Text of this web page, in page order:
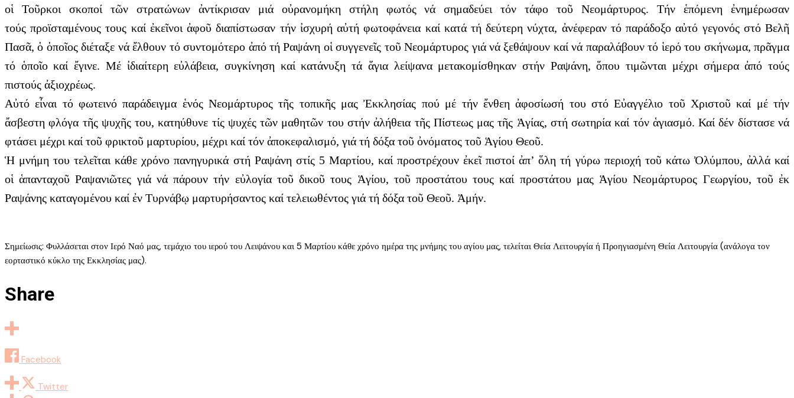
οἱ Τοῦρκοι σκοποί τῶν στρατώνων ἀντίκρισαν μιά οὐρανομήκη στήλη φωτός νά σημαδεύει τόν τάφο τοῦ Νεομάρτυρος. Τήν ἑπόμενη ἐνημέρωσαν
τούς προϊσταμένους τους καί ἐκεῖνοι ἀφοῦ διαπίστωσαν τήν ἰσχυρή αὐτή φωτοφάνεια καί κατά τή δεύτερη νύχτα, ἀνέφεραν τό παράδοξο αὐτό γεγονός στό Βελῆ
Πασᾶ, ὁ ὁποῖος διέταξε νά ἔλθουν τό συντομότερο ἀπό τή Ραψάνη οἱ συγγενεῖς τοῦ Νεομάρτυρος γιά νά ξεθάψουν καί νά παραλάβουν τό ἱερό του σκήνωμα, πρᾶγμα
τό ὁποῖο καί ἔγινε. Μέ ἰδιαίτερη εὐλάβεια, συγκίνηση καί κατάνυξη τά ἅγια λείψανα μετακομίσθηκαν στήν Ραψάνη, ὅπου τιμῶνται μέχρι σήμερα ἀπό τούς
πιστούς ἀξιοχρέως.
Αὐτό εἶναι τό φωτεινό παράδειγμα ἑνός Νεομάρτυρος τῆς τοπικῆς μας Ἐκκλησίας πού μέ τήν ἔνθεη ἀφοσίωσή του στό Εὐαγγέλιο τοῦ Χριστοῦ καί μέ τήν
ἄσβεστη φλόγα τῆς ψυχῆς του, κατηύθυνε τίς ψυχές τῶν μαθητῶν του στήν ἀλήθεια τῆς Πίστεως μας τῆς Ἁγίας, στή σωτηρία καί τόν ἁγιασμό. Καί δέν δίστασε νά
φτάσει μέχρι καί τοῦ φρικτοῦ μαρτυρίου, μέχρι καί τόν ἀποκεφαλισμό, γιά τή δόξα τοῦ ὀνόματος τοῦ Ἁγίου Θεοῦ.
Ἡ μνήμη του τελεῖται κάθε χρόνο πανηγυρικά στή Ραψάνη στίς 5 Μαρτίου, καί προστρέχουν ἐκεῖ πιστοί ἀπ’ ὅλη τή γύρω περιοχή τοῦ κάτω Ὀλύμπου, ἀλλά καί
οἱ ἁπανταχοῦ Ραψανιῶτες γιά νά πάρουν τήν εὐλογία τοῦ δικοῦ τους Ἁγίου, τοῦ προστάτου τους καί προστάτου μας Ἁγίου Νεομάρτυρος Γεωργίου, τοῦ ἐκ
Ραψάνης καταγομένου καί ἐν Τυρνάβῳ μαρτυρήσαντος καί τελειωθέντος γιά τή δόξα τοῦ Θεοῦ. Ἀμήν.
Σημείωσις: Φυλλάσεται στον Ιερό Ναό μας, τεμάχιο του ιερού του Λειψάνου και 5 Μαρτίου κάθε χρόνο ημέρα της μνήμης του αγίου μας, τελείται Θεία Λειτουργία ή Προηγιασμένη Θεία Λειτουργία (ανάλογα τον
εορταστικό κύκλο της Εκκλησίας μας).
Share
Facebook
Twitter